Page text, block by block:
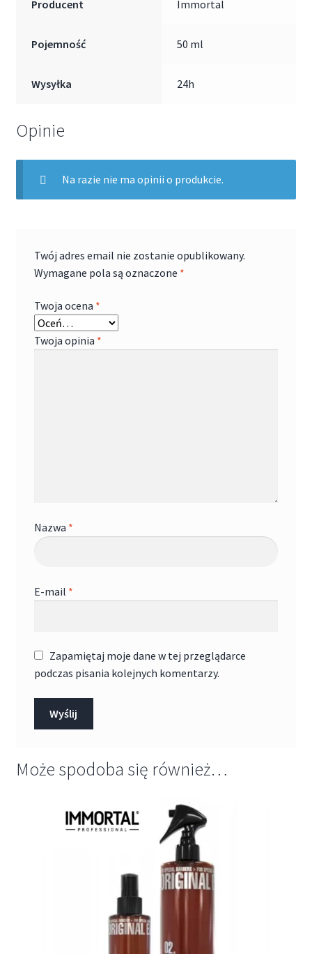
Producent Immortal
Pojemność 50 ml
Wysyłka 24h
Opinie
Na razie nie ma opinii o produkcie.
Twój adres email nie zostanie opublikowany.
Wymagane pola są oznaczone *
Twoja ocena *
Twoja opinia *
Nazwa *
E-mail *
Zapamiętaj moje dane w tej przeglądarce
podczas pisania kolejnych komentarzy.
Może spodoba się również…